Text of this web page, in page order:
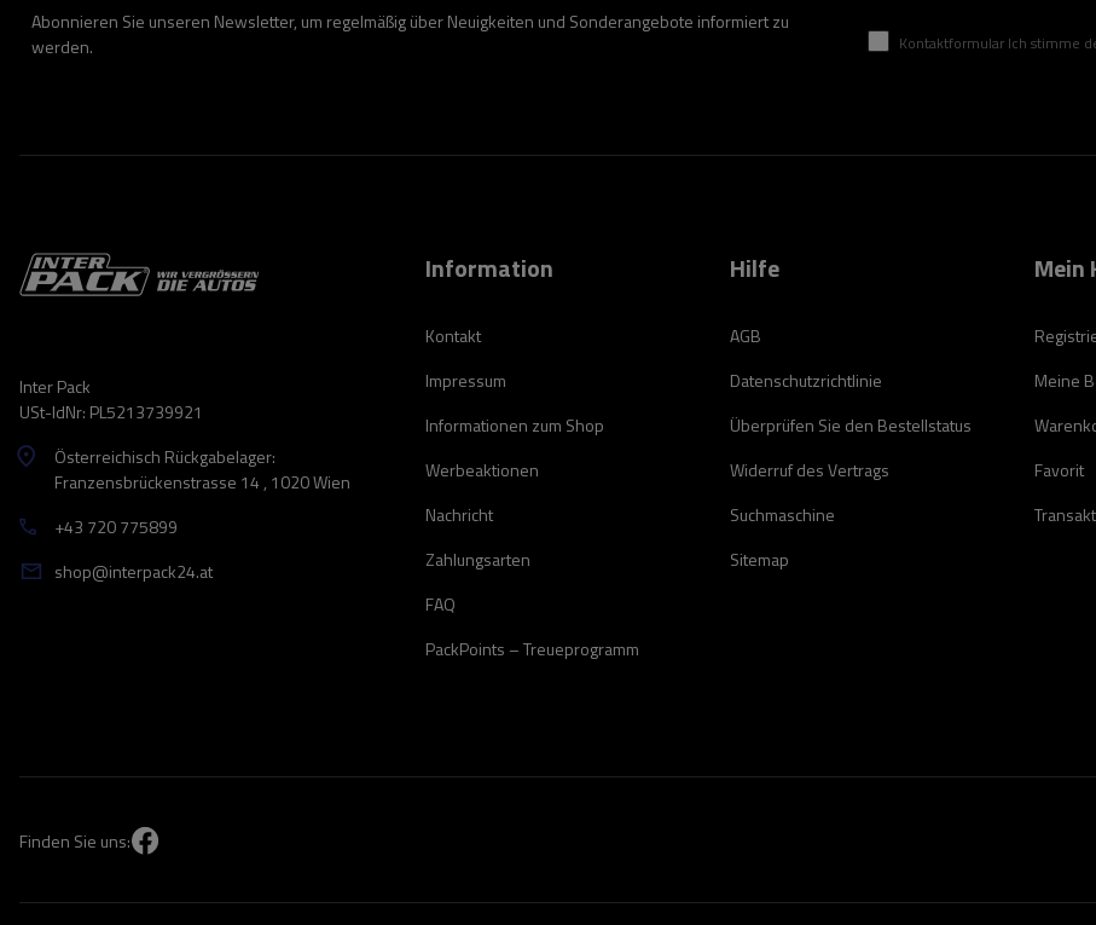
Abonnieren Sie unseren Newsletter, um regelmäßig über Neuigkeiten und Sonderangebote informiert zu
werden.
Kontaktformular Ich stimme der Verarbeitung meiner
Inter Pack
USt-IdNr: PL5213739921
Österreichisch Rückgabelager:
Franzensbrückenstrasse 14 , 1020 Wien
+43 720 775899
shop@interpack24.at
Information
Kontakt
Impressum
Informationen zum Shop
Werbeaktionen
Nachricht
Zahlungsarten
FAQ
PackPoints – Treueprogramm
Hilfe
AGB
Datenschutzrichtlinie
Überprüfen Sie den Bestellstatus
Widerruf des Vertrags
Suchmaschine
Sitemap
Mein
Meine
Favorit
Finden Sie uns: